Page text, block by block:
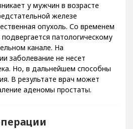
у мужчин в возрасте
железе
опухоль. Со временем
патологическому
канале. На
заболевание не несет
Но, в дальнейшем способны
В результате врач может
аденомы простаты.